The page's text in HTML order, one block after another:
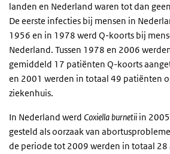
landen en Nederland waren tot dan
De eerste infecties bij mensen in
1956 en in 1978 werd Q-koorts bij
Nederland. Tussen 1978 en 2006
gemiddeld 17 patiënten Q-koorts
en 2001 werden in totaal 49 patiënten
ziekenhuis.
In Nederland werd Coxiella burnetii in
gesteld als oorzaak van
de periode tot 2009 werden in totaal